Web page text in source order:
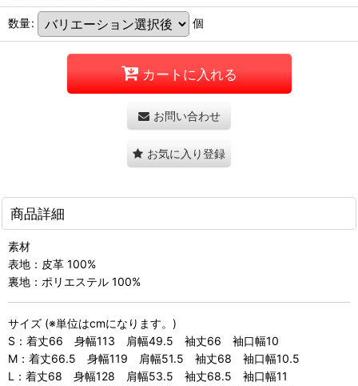
数量: 個
カートに入れる
お問い合わせ
お気に入り登録
商品詳細
素材
表地：皮革 100%
裏地：ポリエステル 100%
サイズ (※単位はcmになります。)
S：着丈66 身幅113 肩幅49.5 袖丈66 袖口幅10
M：着丈66.5 身幅119 肩幅51.5 袖丈68 袖口幅10.5
L：着丈68 身幅128 肩幅53.5 袖丈68.5 袖口幅11